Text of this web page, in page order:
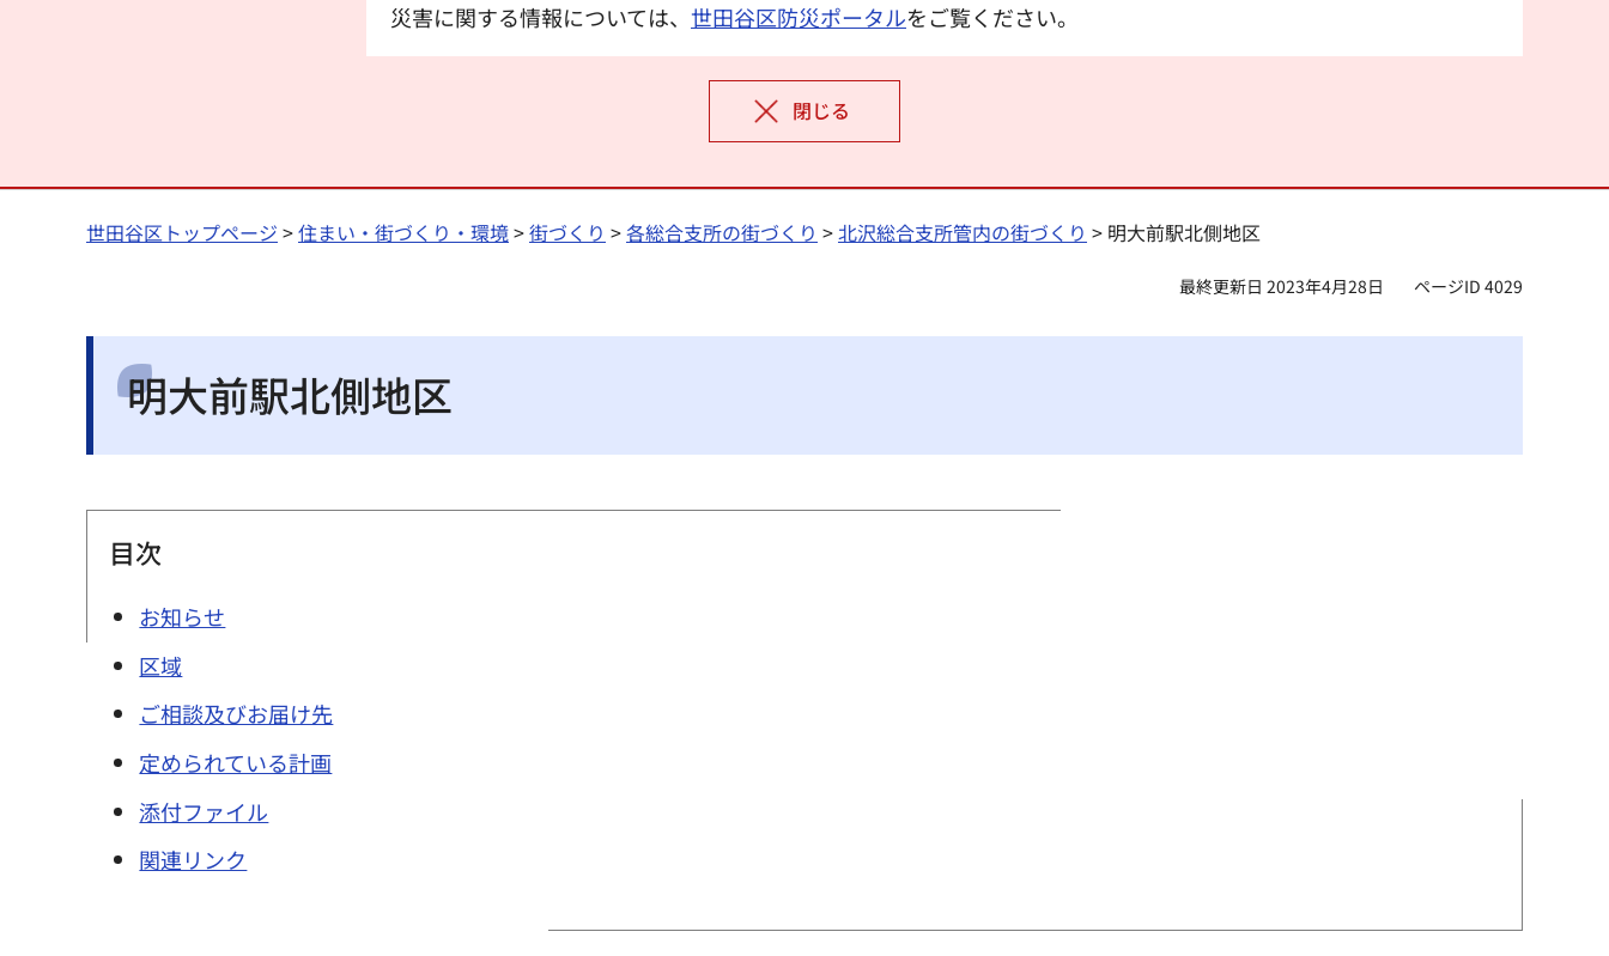
災害に関する情報については、 世田谷区防災ポータルをご覧ください。
閉じる
世田谷区トップページ >住まい・街づくり・環境>街づくり >各総合支所の街づくり >北沢総合支所管内の街づくり > 明大前駅北側地区
最終更新日 2023年4月28日 ページID 4029
明大前駅北側地区
目次
お知らせ
区域
ご相談及びお届け先
定められている計画
添付ファイル
関連リンク